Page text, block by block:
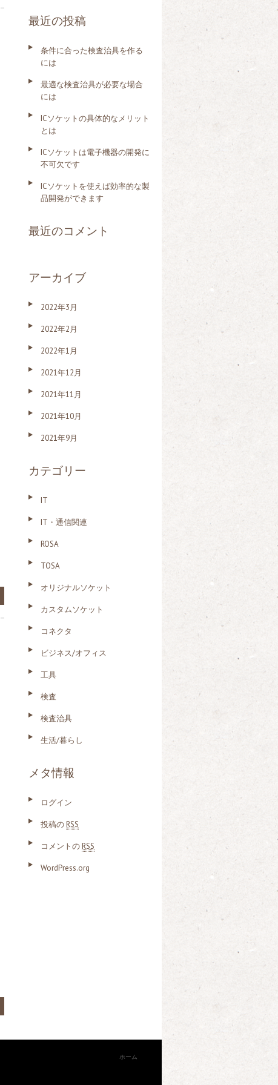
:最近の投稿
条件に合った検査治具を作る
には
最適な検査治具が必要な場合
には
ICソケットの具体的なメリット
とは
ICソケットは電子機器の開発に
不可欠です
ICソケットを使えば効率的な製
品開発ができます
最近のコメント
アーカイブ
2022年3月
2022年2月
2022年1月
2021年12月
2021年11月
2021年10月
2021年9月
カテゴリー
IT
IT・通信関連
ROSA
TOSA
オリジナルソケット
カスタムソケット
コネクタ
ビジネス/オフィス
工具
検査
検査治具
生活/暮らし
メタ情報
ログイン
投稿のRSS
コメントのRSS
WordPress.org
ホーム